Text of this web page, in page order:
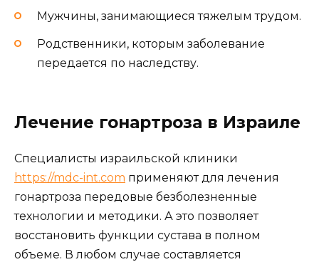
Мужчины, занимающиеся тяжелым трудом.
Родственники, которым заболевание
передается по наследству.
Лечение гонартроза в Израиле
Специалисты израильской клиники
https://mdc-int.com применяют для лечения
гонартроза передовые безболезненные
технологии и методики. А это позволяет
восстановить функции сустава в полном
объеме. В любом случае составляется